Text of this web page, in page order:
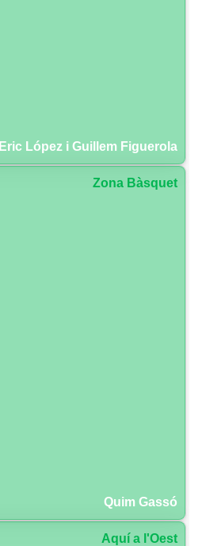
Eric López i Guillem Figuerola
Zona Bàsquet
Quim Gassó
Aquí a l'Oest